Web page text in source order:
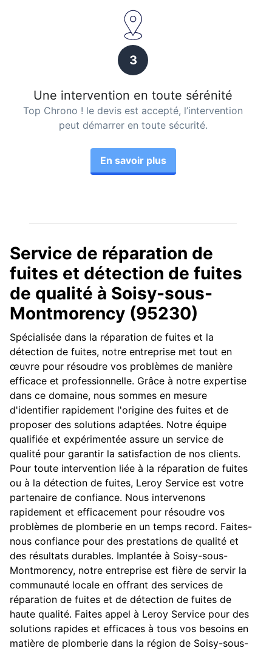
3
Une intervention en toute sérénité
Top Chrono ! le devis est accepté, l’intervention
peut démarrer en toute sécurité.
En savoir plus
Service de réparation de
fuites et détection de fuites
de qualité à Soisy-sous-
Montmorency (95230)
Spécialisée dans la réparation de fuites et la
détection de fuites, notre entreprise met tout en
œuvre pour résoudre vos problèmes de manière
efficace et professionnelle. Grâce à notre expertise
dans ce domaine, nous sommes en mesure
d'identifier rapidement l'origine des fuites et de
proposer des solutions adaptées. Notre équipe
qualifiée et expérimentée assure un service de
qualité pour garantir la satisfaction de nos clients.
Pour toute intervention liée à la réparation de fuites
ou à la détection de fuites, Leroy Service est votre
partenaire de confiance. Nous intervenons
rapidement et efficacement pour résoudre vos
problèmes de plomberie en un temps record. Faites-
nous confiance pour des prestations de qualité et
des résultats durables. Implantée à Soisy-sous-
Montmorency, notre entreprise est fière de servir la
communauté locale en offrant des services de
réparation de fuites et de détection de fuites de
haute qualité. Faites appel à Leroy Service pour des
solutions rapides et efficaces à tous vos besoins en
matière de plomberie dans la région de Soisy-sous-